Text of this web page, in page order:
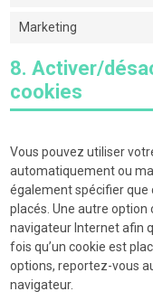
Marketing
8. Activer/
cookies
Vous pouvez utiliser
automatiquement ou
également spécifier que
placés. Une autre
navigateur Internet afin
fois qu’un cookie est
options, reportez-vous
navigateur.